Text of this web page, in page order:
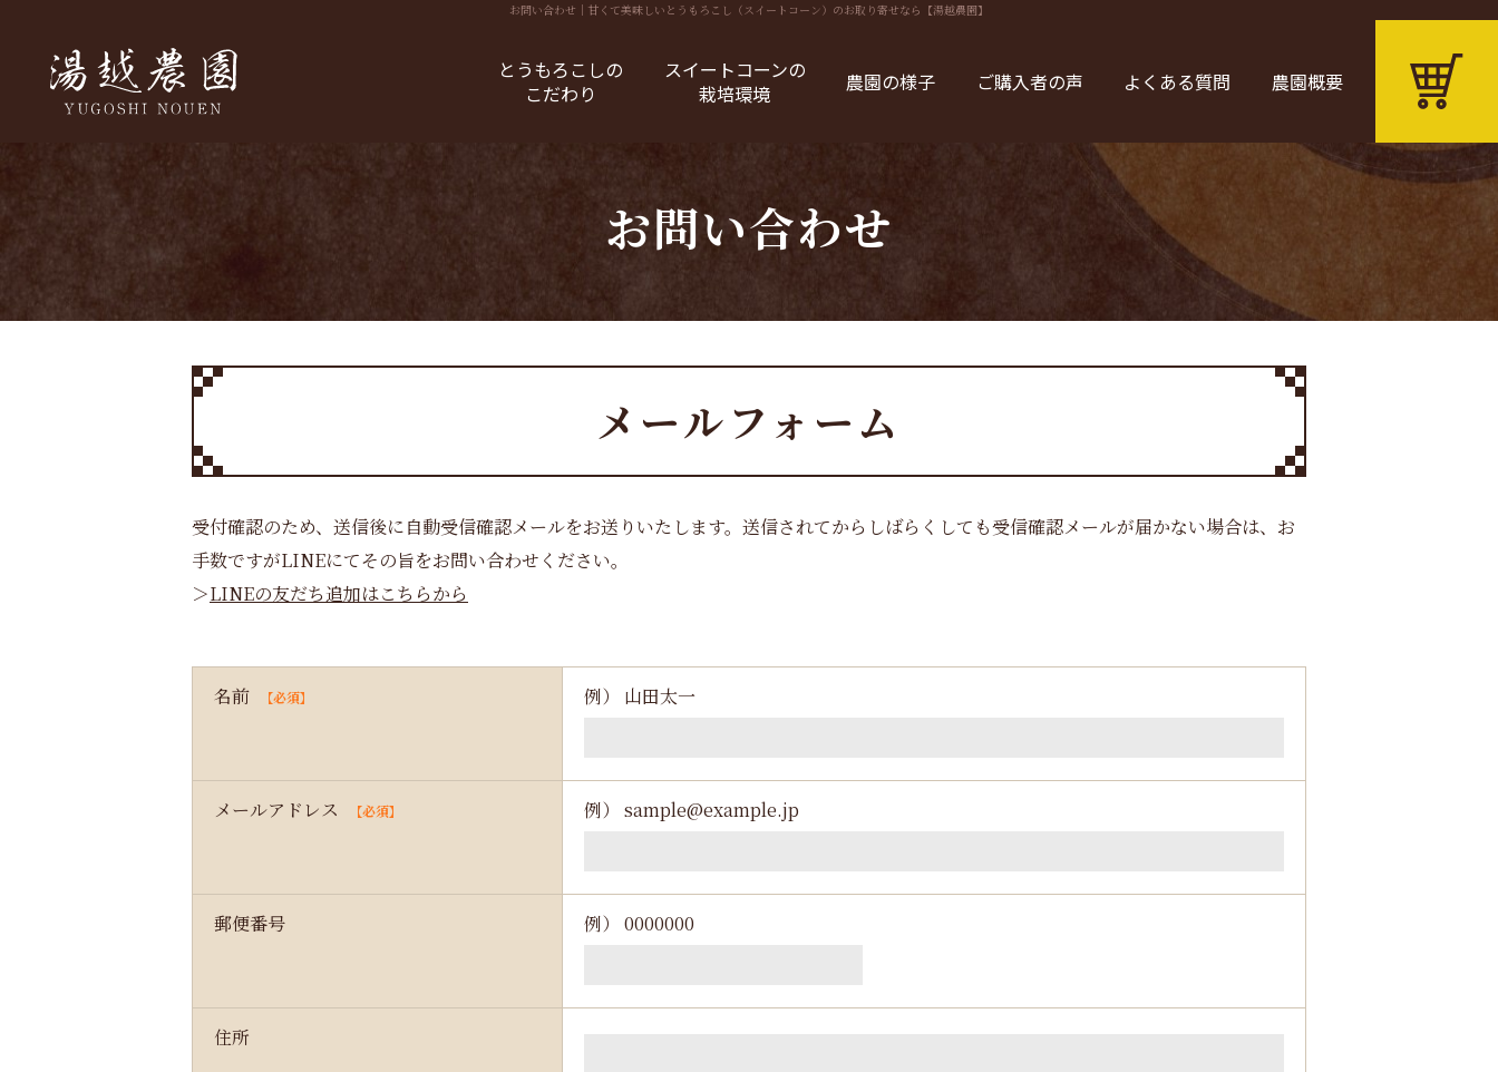
お問い合わせ ｜甘くて美味しいとうもろこし（スイートコーン）のお取り寄せなら【湯越農園】
とうもろこしの
こだわり
スイートコーンの
栽培環境
農園の様子 ご購入者の声 よくある質問 農園概要
お問い合わせ
メールフォーム
受付確認のため、送信後に自動受信確認メールをお送りいたします。送信されてからしばらくしても受信確認メールが届かない場合は、お
手数ですがLINEにてその旨をお問い合わせください。
＞LINEの友だち追加はこちらから
名前 【必須】 例） 山田太一
メールアドレス 【必須】 例） sample@example.jp
郵便番号 例） 0000000
住所